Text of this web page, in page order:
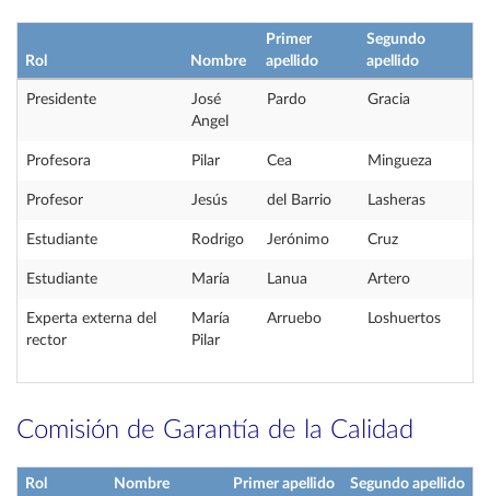
Rol Nombre
Primer
apellido
Segundo
apellido
Presidente
José
Angel
Pardo Gracia
Profesora Pilar Cea Mingueza
Profesor Jesús del Barrio Lasheras
Estudiante Rodrigo Jerónimo Cruz
Estudiante María Lanua Artero
Experta externa del
rector
María
Pilar
Arruebo Loshuertos
Comisión de Garantía de la Calidad
Rol Nombre Primer apellido Segundo apellido